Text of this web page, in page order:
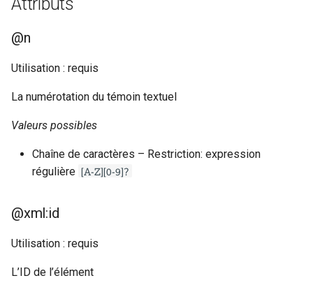
i
o
e
TEI
TEI
@n
Utilisation : requis
La numérotation du témoin textuel
Valeurs possibles
Chaîne de caractères – Restriction: expression
régulière [A-Z][0-9]?
@xml:id
Utilisation : requis
L’ID de l’élément